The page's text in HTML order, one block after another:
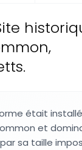
était
et
sa taille